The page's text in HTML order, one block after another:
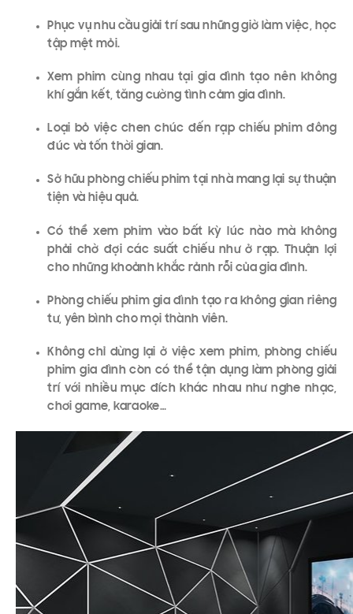
Phục vụ nhu cầu giải trí sau những giờ làm việc, học
tập mệt mỏi.
Xem phim cùng nhau tại gia đình tạo nên không
khí gắn kết, tăng cường tình cảm gia đình.
Loại bỏ việc chen chúc đến rạp chiếu phim đông
đúc và tốn thời gian.
Sở hữu phòng chiếu phim tại nhà mang lại sự thuận
tiện và hiệu quả.
Có thể xem phim vào bất kỳ lúc nào mà không
phải chờ đợi các suất chiếu như ở rạp. Thuận lợi
cho những khoảnh khắc rảnh rỗi của gia đình.
Phòng chiếu phim gia đình tạo ra không gian riêng
tư, yên bình cho mọi thành viên.
Không chỉ dừng lại ở việc xem phim, phòng chiếu
phim gia đình còn có thể tận dụng làm phòng giải
trí với nhiều mục đích khác nhau như nghe nhạc,
chơi game, karaoke…